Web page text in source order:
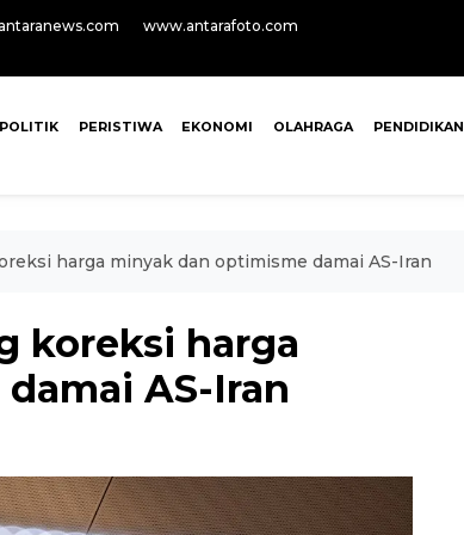
www.antarafoto.com
POLITIK PERISTIWA EKONOMI OLAHRAGA PENDIDIKAN
harga minyak dan optimisme damai AS-Iran
koreksi harga
AS-Iran